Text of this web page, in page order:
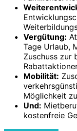
Vergütung:
Tage Urlaub,
Zuschuss zur
Mobilität:
Möglichkeit
Und:
kostenfreie